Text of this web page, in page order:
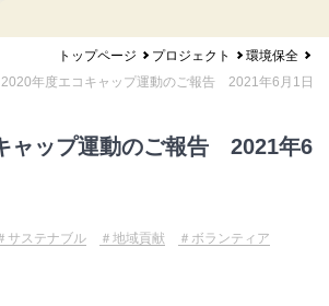
トップページ プロジェクト
環境保全
2020年度エコキャップ運動のご報告 2021年6月1日
ャップ運動のご報告 2021年6
サステナブル 地域貢献
ボランティア